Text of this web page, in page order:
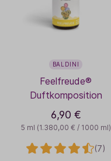
BALDINI
Feelfreude®
Duftkomposition
5 ml (1.380,00 € / 1000 ml)
6,90 €
(7)